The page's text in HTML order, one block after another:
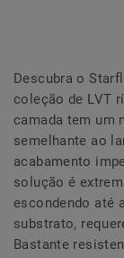
Descubra o
coleção de LVT
camada tem um
semelhante ao
acabamento
solução é
escondendo até
substrato,
Bastante